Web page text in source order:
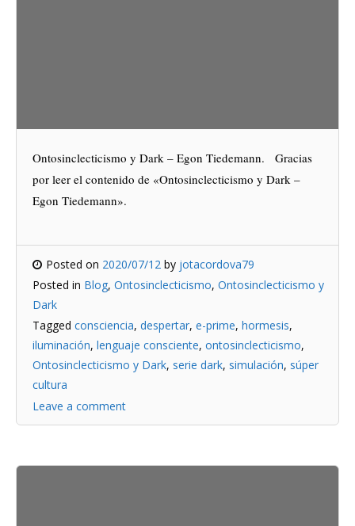
Ontosinclecticismo y Dark – Egon Tiedemann. Gracias
por leer el contenido de «Ontosinclecticismo y Dark –
Egon Tiedemann».
Posted on 2020/07/12 by jotacordova79
Posted in Blog, Ontosinclecticismo, Ontosinclecticismo y
Dark
Tagged consciencia, despertar, e-prime, hormesis,
iluminación, lenguaje consciente, ontosinclecticismo,
Ontosinclecticismo y Dark, serie dark, simulación, súper
cultura
Leave a comment